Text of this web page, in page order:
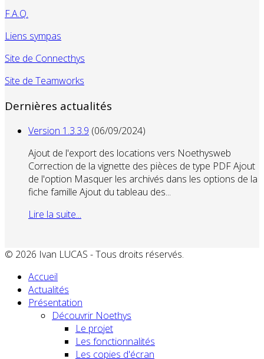
F.A.Q.
Liens sympas
Site de Connecthys
Site de Teamworks
Dernières actualités
Version 1.3.3.9 (06/09/2024)
Ajout de l'export des locations vers Noethysweb
Correction de la vignette des pièces de type PDF Ajout
de l'option Masquer les archivés dans les options de la
fiche famille Ajout du tableau des...
Lire la suite...
© 2026 Ivan LUCAS - Tous droits réservés.
Accueil
Actualités
Présentation
Découvrir Noethys
Le projet
Les fonctionnalités
Les copies d'écran